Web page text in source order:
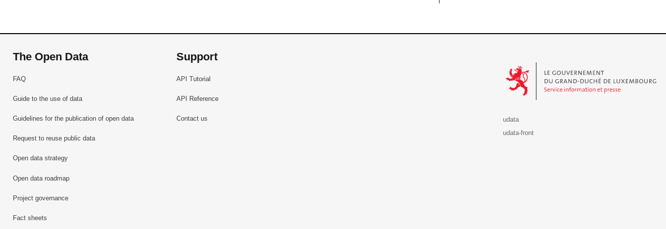
The Open Data
FAQ
Guide to the use of data
Guidelines for the publication of open data
Request to reuse public data
Open data strategy
Open data roadmap
Project governance
Fact sheets
Support
API Tutorial
API Reference
Contact us
udata
udata-front